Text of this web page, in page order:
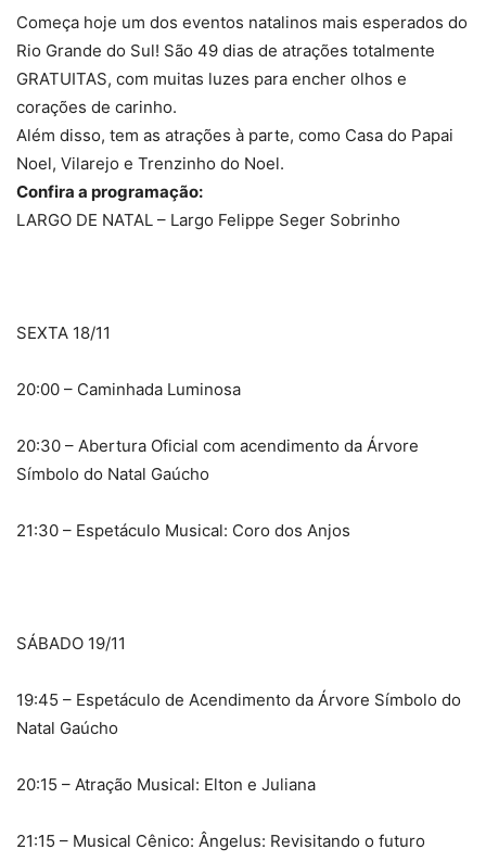
Começa hoje um dos eventos natalinos mais esperados do
Rio Grande do Sul! São 49 dias de atrações totalmente
GRATUITAS, com muitas luzes para encher olhos e
corações de carinho.
Além disso, tem as atrações à parte, como Casa do Papai
Noel, Vilarejo e Trenzinho do Noel.
Confira a programação:
LARGO DE NATAL – Largo Felippe Seger Sobrinho
SEXTA 18/11
20:00 – Caminhada Luminosa
20:30 – Abertura Oficial com acendimento da Árvore
Símbolo do Natal Gaúcho
21:30 – Espetáculo Musical: Coro dos Anjos
SÁBADO 19/11
19:45 – Espetáculo de Acendimento da Árvore Símbolo do
Natal Gaúcho
20:15 – Atração Musical: Elton e Juliana
21:15 – Musical Cênico: Ângelus: Revisitando o futuro